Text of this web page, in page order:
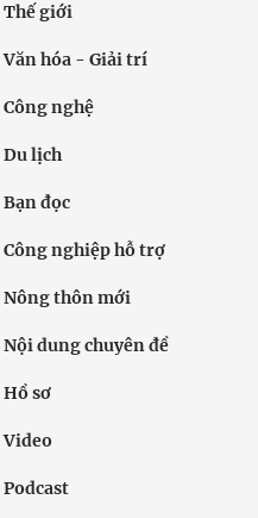
Thế giới
Văn hóa - Giải trí
Công nghệ
Du lịch
Bạn đọc
Công nghiệp hỗ trợ
Nông thôn mới
Nội dung chuyên đề
Hồ sơ
Video
Podcast